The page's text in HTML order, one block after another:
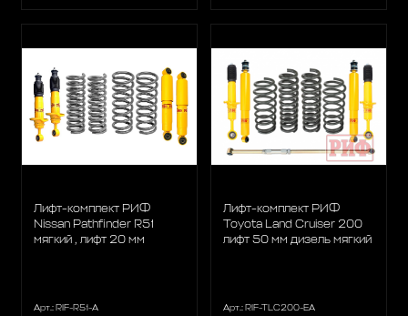
Лифт-комплект РИФ
Nissan Pathfinder R51
мягкий , лифт 20 мм
Арт.: RIF-R51-A
Лифт-комплект РИФ
Toyota Land Cruiser 200
лифт 50 мм дизель мягкий
Арт.: RIF-TLC200-EA